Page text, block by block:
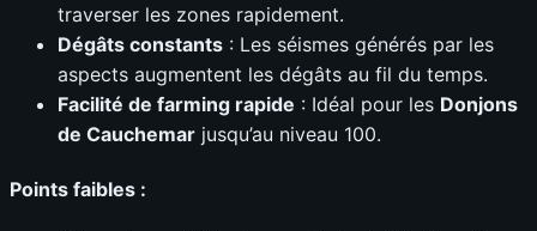
traverser les zones rapidement.
Dégâts constants : Les séismes générés par les
aspects augmentent les dégâts au fil du temps.
Facilité de farming rapide : Idéal pour les Donjons
de Cauchemar jusqu’au niveau 100.
Points faibles :